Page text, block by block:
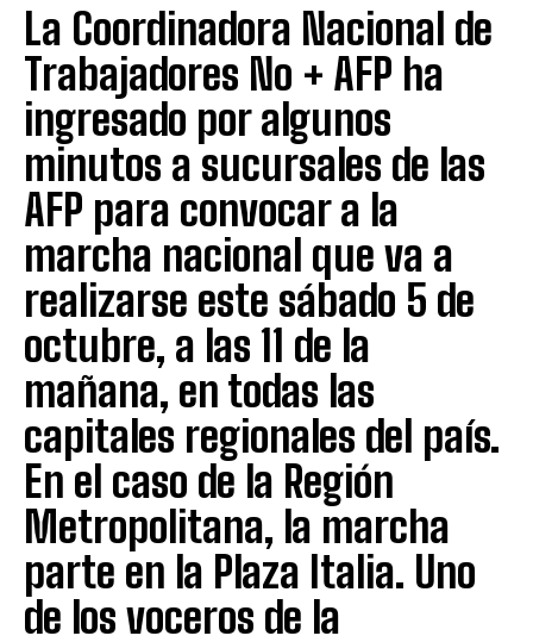
La Coordinadora Nacional de
Trabajadores No + AFP ha
ingresado por algunos
minutos a sucursales de las
AFP para convocar a la
marcha nacional que va a
realizarse este sábado 5 de
octubre, a las 11 de la
mañana, en todas las
capitales regionales del país.
En el caso de la Región
Metropolitana, la marcha
parte en la Plaza Italia. Uno
de los voceros de la